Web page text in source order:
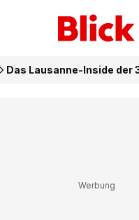
Das Lausanne-Inside der